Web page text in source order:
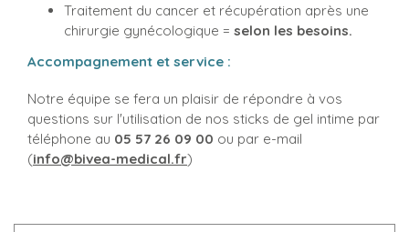
Traitement du cancer et récupération après une
chirurgie gynécologique = selon les besoins.
Accompagnement et service :
Notre équipe se fera un plaisir de répondre à vos
questions sur l'utilisation de nos sticks de gel intime par
téléphone au 05 57 26 09 00 ou par e-mail
(info@bivea-medical.fr)